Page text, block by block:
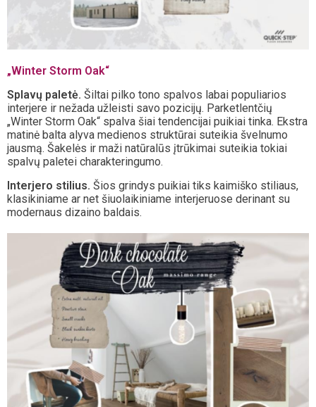
„Winter Storm Oak“
Splavų paletė. Šiltai pilko tono spalvos labai populiarios
interjere ir nežada užleisti savo pozicijų. Parketlentčių
„Winter Storm Oak“ spalva šiai tendencijai puikiai tinka. Ekstra
matinė balta alyva medienos struktūrai suteikia švelnumo
jausmą. Šakelės ir maži natūralūs įtrūkimai suteikia tokiai
spalvų paletei charakteringumo.
Interjero stilius. Šios grindys puikiai tiks kaimiško stiliaus,
klasikiniame ar net šiuolaikiniame interjeruose derinant su
modernaus dizaino baldais.